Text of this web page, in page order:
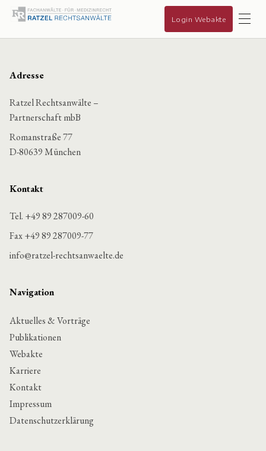
Login Webakte
Adresse
Ratzel Rechtsanwälte –
Partnerschaft mbB
Romanstraße 77
D-80639 München
Kontakt
Tel. +49 89 287009-60
Fax +49 89 287009-77
info@ratzel-rechtsanwaelte.de
Navigation
Aktuelles & Vorträge
Publikationen
Webakte
Karriere
Kontakt
Impressum
Datenschutzerklärung